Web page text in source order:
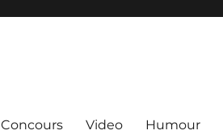
Concours Video Humour